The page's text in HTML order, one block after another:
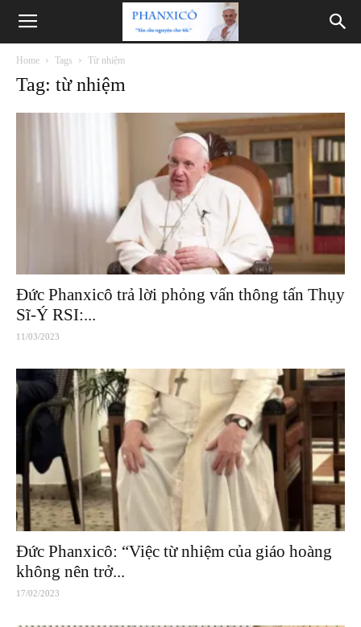
Phanxicô
Home Tags Từ nhiệm
Tag: từ nhiệm
Đức Phanxicô trả lời phỏng vấn thông tấn Thụy
Sĩ-Ý RSI:...
11/03/2023
Đức Phanxicô: “Việc từ nhiệm của giáo hoàng
không nên trở...
17/02/2023